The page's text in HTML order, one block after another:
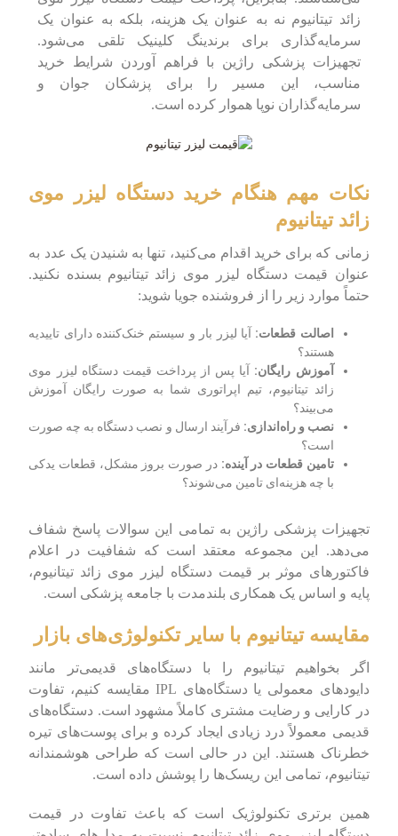
زائد تیتانیوم نه به عنوان یک هزینه، بلکه به عنوان یک
سرمایه‌گذاری برای برندینگ کلینیک تلقی می‌شود.
تجهیزات پزشکی راژین با فراهم آوردن شرایط خرید
مناسب، این مسیر را برای پزشکان جوان و
سرمایه‌گذاران نوپا هموار کرده است.
نکات مهم هنگام خرید دستگاه لیزر موی
زائد تیتانیوم
زمانی که برای خرید اقدام می‌کنید، تنها به شنیدن یک عدد به
عنوان قیمت دستگاه لیزر موی زائد تیتانیوم بسنده نکنید.
حتماً موارد زیر را از فروشنده جویا شوید:
اصالت قطعات: آیا لیزر بار و سیستم خنک‌کننده دارای تاییدیه
هستند؟
آموزش رایگان: آیا پس از پرداخت قیمت دستگاه لیزر موی
زائد تیتانیوم، تیم اپراتوری شما به صورت رایگان آموزش
می‌بیند؟
نصب و راه‌اندازی: فرآیند ارسال و نصب دستگاه به چه صورت
است؟
تامین قطعات در آینده: در صورت بروز مشکل، قطعات یدکی
با چه هزینه‌ای تامین می‌شوند؟
تجهیزات پزشکی راژین به تمامی این سوالات پاسخ شفاف
می‌دهد. این مجموعه معتقد است که شفافیت در اعلام
فاکتورهای موثر بر قیمت دستگاه لیزر موی زائد تیتانیوم،
پایه و اساس یک همکاری بلندمدت با جامعه پزشکی است.
مقایسه تیتانیوم با سایر تکنولوژی‌های بازار
اگر بخواهیم تیتانیوم را با دستگاه‌های قدیمی‌تر مانند
دایودهای معمولی یا دستگاه‌های IPL مقایسه کنیم، تفاوت
در کارایی و رضایت مشتری کاملاً مشهود است. دستگاه‌های
قدیمی معمولاً درد زیادی ایجاد کرده و برای پوست‌های تیره
خطرناک هستند. این در حالی است که طراحی هوشمندانه
تیتانیوم، تمامی این ریسک‌ها را پوشش داده است.
همین برتری تکنولوژیک است که باعث تفاوت در قیمت